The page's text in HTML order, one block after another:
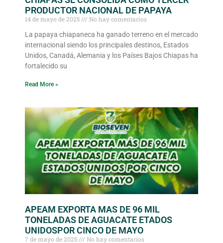
PRODUCTOR NACIONAL DE PAPAYA
14 de mayo de 2025
No hay comentarios
La papaya chiapaneca ha ganado terreno en el mercado
internacional siendo los principales destinos, Estados
Unidos, Canadá, Alemania y los Países Bajos Chiapas ha
fortalecido su
Read More »
APEAM EXPORTA MAS DE 96 MIL
TONELADAS DE AGUACATE ETADOS
UNIDOSPOR CINCO DE MAYO
7 de mayo de 2025
No hay comentarios